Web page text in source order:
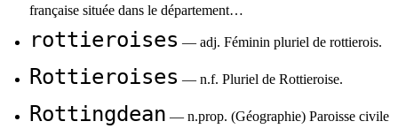
française située dans le département…
rottieroises — adj. Féminin pluriel de rottierois.
Rottieroises — n.f. Pluriel de Rottieroise.
Rottingdean — n.prop. (Géographie) Paroisse civile